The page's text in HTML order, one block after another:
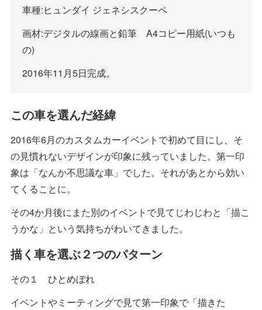
車種:ヒュンダイ ジェネシスクーペ
画材:デジタルの線画と鉛筆 A4コピー用紙(いつも
の)
2016年11月5日完成。
この車を選んだ経緯
2016年6月のカスタムカーイベントで初めて目にし、そ
の見慣れないデザインが印象に残っていました。第一印
象は「なんか不思議な車」でした。それがあとから効い
てくることに。
その4か月後にまた別のイベントで見てじわじわと「描こ
うかな」という気持ちがわいてきました。
描く車を選ぶ２つのパターン
その１ ひとめぼれ
イベントやミーティングで見て第一印象で「描きた